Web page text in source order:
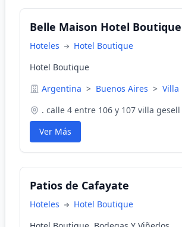
Belle Maison Hotel Boutique
Hoteles
Hotel Boutique
Hotel Boutique
Argentina > Buenos Aires > Villa
. calle 4 entre 106 y 107 villa gesell
Ver Más
Patios de Cafayate
Hoteles
Hotel Boutique